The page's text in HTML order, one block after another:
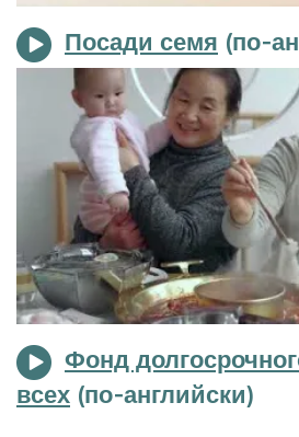
Посади семя
Фонд
всех